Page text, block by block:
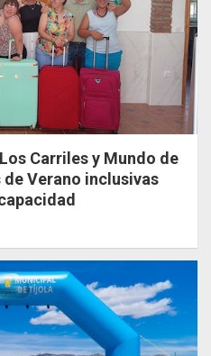
Carriles y Mundo de
de Verano inclusivas